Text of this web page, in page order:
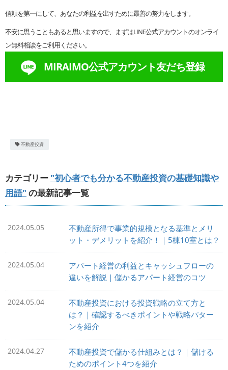
信頼を第一にして、あなたの利益を出すために最善の努力をします。
不安に思うこともあると思いますので、まずはLINE公式アカウントのオンライ
ン無料相談をご利用ください。
MIRAIMO公式アカウント友だち登録
不動産投資
カテゴリー "初心者でも分かる不動産投資の基礎知識や
用語" の最新記事一覧
2024.05.05
不動産所得で事業的規模となる基準とメリ
ット・デメリットを紹介！｜5棟10室とは？
2024.05.04
アパート経営の利益とキャッシュフローの
違いを解説｜儲かるアパート経営のコツ
2024.05.04
不動産投資における投資戦略の立て方と
は？｜確認するべきポイントや戦略パター
ンを紹介
2024.04.27
不動産投資で儲かる仕組みとは？｜儲ける
ためのポイント4つを紹介